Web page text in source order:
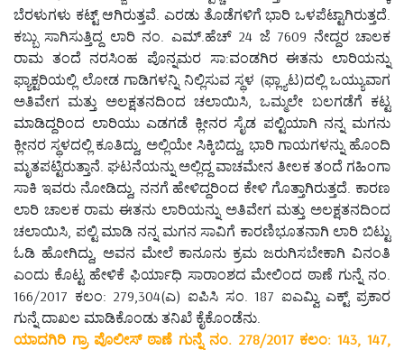
ಬೆರಳುಗಳು ಕಟ್ಟ್ ಆಗಿರುತ್ತವೆ. ಎರಡು ತೊಡೆಗಳಿಗೆ ಭಾರಿ ಒಳಪೆಟ್ಟಾಗಿರುತ್ತದೆ.
ಕಬ್ಬು ಸಾಗಿಸುತ್ತಿದ್ದ ಲಾರಿ ನಂ. ಎಮ್.ಹೆಚ್ 24 ಜೆ 7609 ನೇದ್ದರ ಚಾಲಕ
ರಾಮ ತಂದೆ ನರಸಿಂಹ ಪೊನ್ನಮರ ಸಾ:ವಂಡಗಿರ ಈತನು ಲಾರಿಯನ್ನು
ಫ್ಯಾಕ್ಟರಿಯಲ್ಲಿ ಲೋಡ ಗಾಡಿಗಳನ್ನಿ ನಿಲ್ಲಿಸುವ ಸ್ಥಳ (ಫ್ಲ್ಯಾಟ)ದಲ್ಲಿ ಒಯ್ಯುವಾಗ
ಅತಿವೇಗ ಮತ್ತು ಅಲಕ್ಷತನದಿಂದ ಚಲಾಯಿಸಿ, ಒಮ್ಮಲೇ ಬಲಗಡೆಗೆ ಕಟ್ಟ
ಮಾಡಿದ್ದರಿಂದ ಲಾರಿಯು ಎಡಗಡೆ ಕ್ಲೀನರ ಸೈಡ ಪಲ್ಟಿಯಾಗಿ ನನ್ನ ಮಗನು
ಕ್ಲೀನರ ಸ್ಥಳದಲ್ಲಿ ಕೂತಿದ್ದು, ಅಲ್ಲಿಯೇ ಸಿಕ್ಕಿಬಿದ್ದು, ಭಾರಿ ಗಾಯಗಳನ್ನು ಹೊಂದಿ
ಮೃತಪಟ್ಟಿರುತ್ತಾನೆ. ಘಟನೆಯನ್ನು ಅಲ್ಲಿದ್ದ ವಾಚಮೇನ ತೀಲಕ ತಂದೆ ಗಹಿಂಗಾ
ಸಾಕಿ ಇವರು ನೋಡಿದ್ದು, ನನಗೆ ಹೇಳಿದ್ದರಿಂದ ಕೇಳಿ ಗೊತ್ತಾಗಿರುತ್ತದೆ. ಕಾರಣ
ಲಾರಿ ಚಾಲಕ ರಾಮ ಈತನು ಲಾರಿಯನ್ನು ಅತಿವೇಗ ಮತ್ತು ಅಲಕ್ಷತನದಿಂದ
ಚಲಾಯಿಸಿ, ಪಲ್ಟಿ ಮಾಡಿ ನನ್ನ ಮಗನ ಸಾವಿಗೆ ಕಾರಣಿಭೂತನಾಗಿ ಲಾರಿ ಬಿಟ್ಟು
ಓಡಿ ಹೋಗಿದ್ದು, ಅವನ ಮೇಲೆ ಕಾನೂನು ಕ್ರಮ ಜರುಗಿಸಬೇಕಾಗಿ ವಿನಂತಿ
ಎಂದು ಕೊಟ್ಟ ಹೇಳಿಕೆ ಫಿರ್ಯಾಧಿ ಸಾರಾಂಶದ ಮೇಲಿಂದ ಠಾಣೆ ಗುನ್ನೆ ನಂ.
166/2017 ಕಲಂ: 279,304(ಎ) ಐಪಿಸಿ ಸಂ. 187 ಐಎಮ್ವಿ ಎಕ್ಟ್ ಪ್ರಕಾರ
ಗುನ್ನೆ ದಾಖಲ ಮಾಡಿಕೊಂಡು ತನಿಖೆ ಕೈಕೊಂಡೆನು.
ಯಾದಗಿರಿ ಗ್ರಾ ಪೊಲೀಸ್ ಠಾಣೆ ಗುನ್ನೆ ನಂ. 278/2017 ಕಲಂ: 143, 147,